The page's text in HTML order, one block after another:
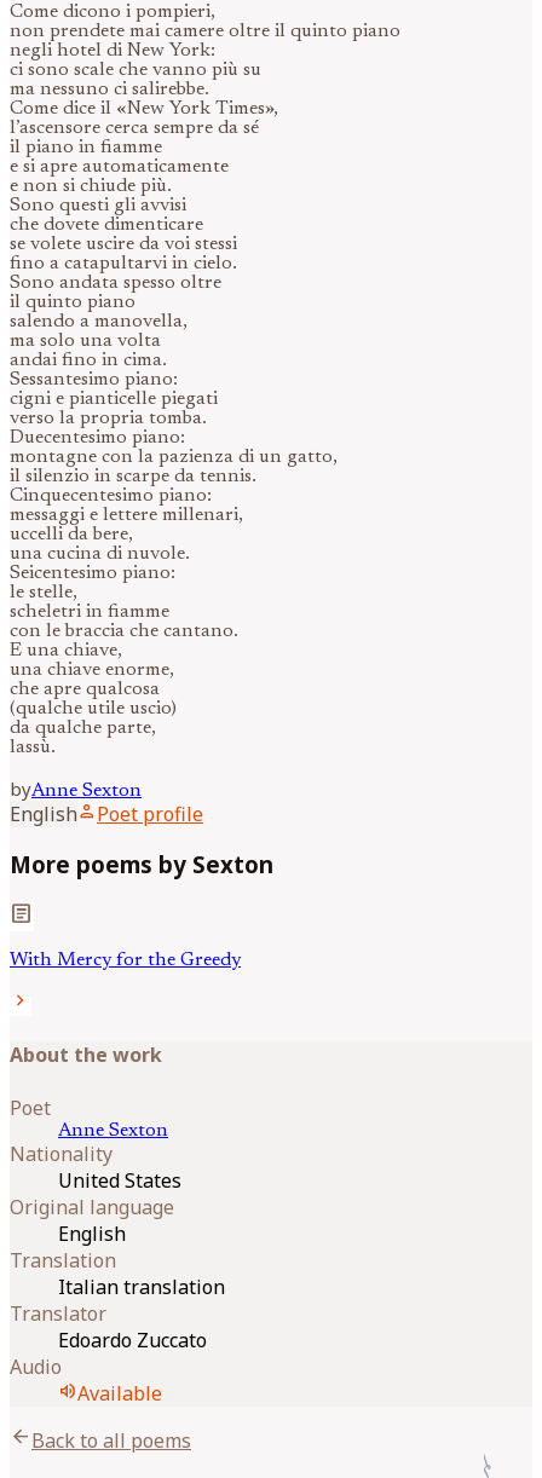
Come dicono i pompieri,
non prendete mai camere oltre il quinto piano
negli hotel di New York:
ci sono scale che vanno più su
ma nessuno ci salirebbe.
Come dice il «New York Times»,
l’ascensore cerca sempre da sé
il piano in fiamme
e si apre automaticamente
e non si chiude più.
Sono questi gli avvisi
che dovete dimenticare
se volete uscire da voi stessi
fino a catapultarvi in cielo.
Sono andata spesso oltre
il quinto piano
salendo a manovella,
ma solo una volta
andai fino in cima.
Sessantesimo piano:
cigni e pianticelle piegati
verso la propria tomba.
Duecentesimo piano:
montagne con la pazienza di un gatto,
il silenzio in scarpe da tennis.
Cinquecentesimo piano:
messaggi e lettere millenari,
uccelli da bere,
una cucina di nuvole.
Seicentesimo piano:
le stelle,
scheletri in fiamme
con le braccia che cantano.
E una chiave,
una chiave enorme,
che apre qualcosa
(qualche utile uscio)
da qualche parte,
lassù.
byAnne Sexton
Englishperson Poet profile
More poems by Sexton
article
With Mercy for the Greedy
chevron_right
About the work
Poet
Anne Sexton
Nationality
United States
Original language
English
Translation
Italian translation
Translator
Edoardo Zuccato
Audio
volume_upAvailable
arrow_backBack to all poems